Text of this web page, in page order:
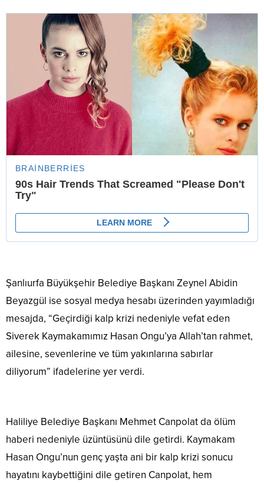
Şanlıurfa Büyükşehir Belediye Başkanı Zeynel Abidin
Beyazgül ise sosyal medya hesabı üzerinden yayımladığı
mesajda, “Geçirdiği kalp krizi nedeniyle vefat eden
Siverek Kaymakamımız Hasan Ongu’ya Allah’tan rahmet,
ailesine, sevenlerine ve tüm yakınlarına sabırlar
diliyorum” ifadelerine yer verdi.
Haliliye Belediye Başkanı Mehmet Canpolat da ölüm
haberi nedeniyle üzüntüsünü dile getirdi. Kaymakam
Hasan Ongu’nun genç yaşta ani bir kalp krizi sonucu
hayatını kaybettiğini dile getiren Canpolat, hem